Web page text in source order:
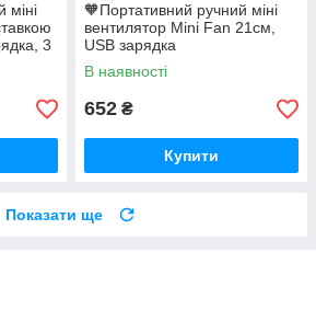
міні
3
🧡Портативний ручний міні
вентилятор Mini Fan 21см,
USB зарядка
В наявності
652 ₴
Купити
Показати ще